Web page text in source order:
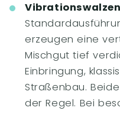
Vibrationswalzen
erzeugen eine
Mischgut tief
Einbringung,
Straßenbau.
der Regel. Bei